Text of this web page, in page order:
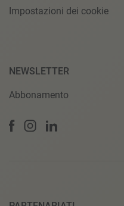
Impostazioni dei cookie
NEWSLETTER
Abbonamento